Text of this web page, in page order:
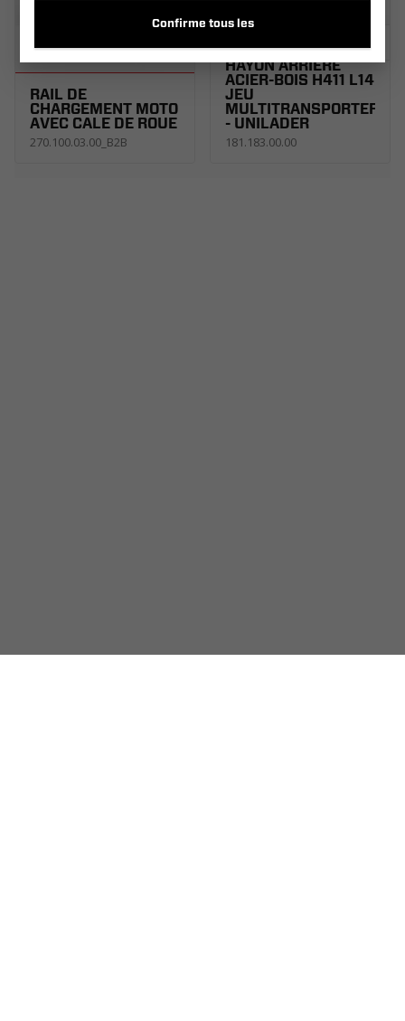
RAIL DE
CHARGEMENT MOTO
AVEC CALE DE ROUE
270.100.03.00_B2B
HAYON ARRIERE
ACIER-BOIS H411 L14
JEU
MULTITRANSPORTER
- UNILADER
181.183.00.00
Confirme tous les